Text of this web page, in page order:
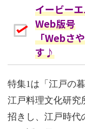
イービー
Web版号
「Webさ
す♪
特集1は「江戸の
江戸料理文化研究
招きし、江戸時代